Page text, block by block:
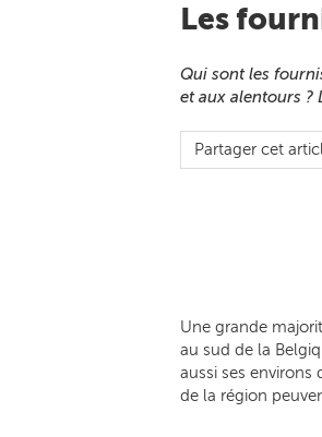
Les
Qui sont les
et aux alentours ?
Partager cet
Une grande
au sud de la
aussi ses environs
de la région